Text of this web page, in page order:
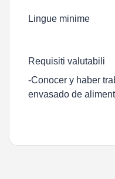
Lingue minime
Requisiti valutabili
-Conocer y haber
envasado de